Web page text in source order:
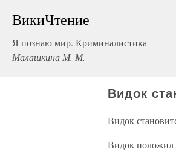
ВикиЧтение
Я познаю мир. Криминалистика
Малашкина М. М.
Видок
Видок
Видок положил